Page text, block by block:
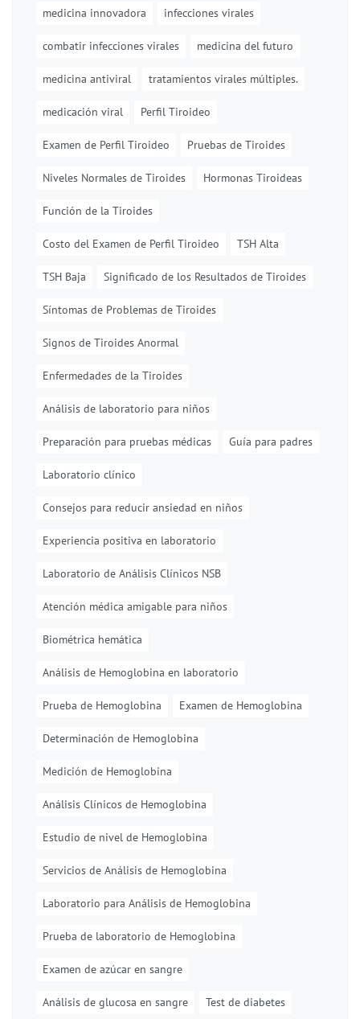
medicina innovadora infecciones virales
combatir infecciones virales medicina del futuro
medicina antiviral tratamientos virales múltiples.
medicación viral Perfil Tiroideo
Examen de Perfil Tiroideo Pruebas de Tiroides
Niveles Normales de Tiroides Hormonas Tiroideas
Función de la Tiroides
Costo del Examen de Perfil Tiroideo TSH Alta
TSH Baja Significado de los Resultados de Tiroides
Síntomas de Problemas de Tiroides
Signos de Tiroides Anormal
Enfermedades de la Tiroides
Análisis de laboratorio para niños
Preparación para pruebas médicas Guía para padres
Laboratorio clínico
Consejos para reducir ansiedad en niños
Experiencia positiva en laboratorio
Laboratorio de Análisis Clínicos NSB
Atención médica amigable para niños
Biométrica hemática
Análisis de Hemoglobina en laboratorio
Prueba de Hemoglobina Examen de Hemoglobina
Determinación de Hemoglobina
Medición de Hemoglobina
Análisis Clínicos de Hemoglobina
Estudio de nivel de Hemoglobina
Servicios de Análisis de Hemoglobina
Laboratorio para Análisis de Hemoglobina
Prueba de laboratorio de Hemoglobina
Examen de azúcar en sangre
Análisis de glucosa en sangre Test de diabetes